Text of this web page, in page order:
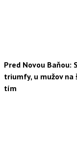
Pred Novou Baňou:
triumfy, u mužov
tím